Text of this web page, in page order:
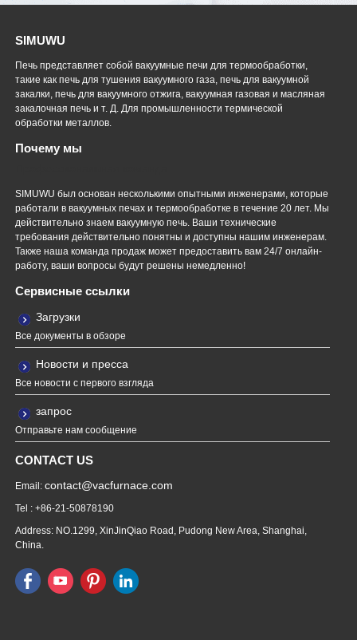
SIMUWU
Печь представляет собой вакуумные печи для термообработки,
такие как печь для тушения вакуумного газа, печь для вакуумной
закалки, печь для вакуумного отжига, вакуумная газовая и масляная
закалочная печь и т. Д. Для промышленности термической
обработки металлов.
Почему мы
SIMUWU был основан несколькими опытными инженерами, которые
работали в вакуумных печах и термообработке в течение 20 лет. Мы
действительно знаем вакуумную печь. Ваши технические
требования действительно понятны и доступны нашим инженерам.
Также наша команда продаж может предоставить вам 24/7 онлайн-
работу, ваши вопросы будут решены немедленно!
Сервисные ссылки
Загрузки
Все документы в обзоре
Новости и пресса
Все новости с первого взгляда
запрос
Отправьте нам сообщение
CONTACT US
Email:contact@vacfurnace.com
Tel : +86-21-50878190
Address: NO.1299, XinJinQiao Road, Pudong New Area, Shanghai,
China.